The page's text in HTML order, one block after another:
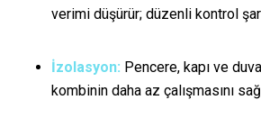
verimi düşürür; düzenli kontrol
İzolasyon: Pencere, kapı ve
kombinin daha az çalışmasını